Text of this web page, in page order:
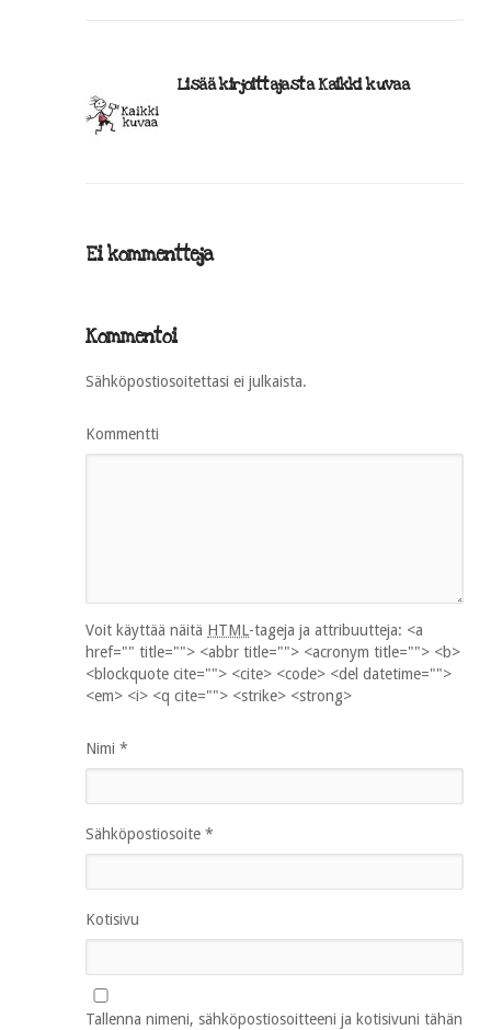
Lisää kirjoittajasta Kaikki kuvaa
Ei kommentteja
Kommentoi
Sähköpostiosoitettasi ei julkaista.
Kommentti
Voit käyttää näitä HTML-tageja ja attribuutteja: <a
href="" title=""> <abbr title=""> <acronym title=""> <b>
<blockquote cite=""> <cite> <code> <del datetime="">
<em> <i> <q cite=""> <strike> <strong>
Nimi *
Sähköpostiosoite *
Kotisivu
Tallenna nimeni, sähköpostiosoitteeni ja kotisivuni tähän